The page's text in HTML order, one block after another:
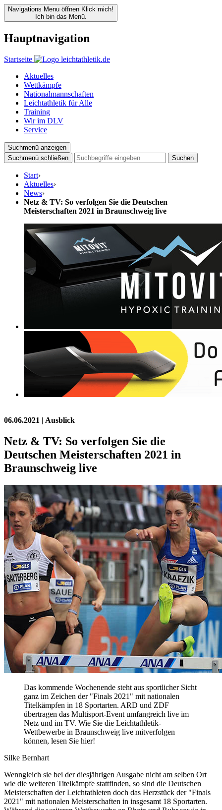
Navigations Menu öffnen Klick mich!
Ich bin das Menü.
Hauptnavigation
Startseite
Aktuelles
Wettkämpfe
Nationalmannschaften
Leichtathletik für Alle
Training
Wir im DLV
Service
Suchmenü anzeigen
Suchmenü schließen
Suchen
Start›
Aktuelles›
News›
Netz & TV: So verfolgen Sie die Deutschen
Meisterschaften 2021 in Braunschweig live
06.06.2021 | Ausblick
Netz & TV: So verfolgen Sie die
Deutschen Meisterschaften 2021 in
Braunschweig live
Das kommende Wochenende steht aus sportlicher Sicht
ganz im Zeichen der "Finals 2021" mit nationalen
Titelkämpfen in 18 Sportarten. ARD und ZDF
übertragen das Multisport-Event umfangreich live im
Netz und im TV. Wie Sie die Leichtathletik-
Wettbewerbe in Braunschweig live mitverfolgen
können, lesen Sie hier!
Silke Bernhart
Wenngleich sie bei der diesjährigen Ausgabe nicht am selben Ort
wie die weiteren Titelkämpfe stattfinden, so sind die Deutschen
Meisterschaften der Leichtathleten doch das Herzstück der "Finals
2021" mit nationalen Meisterschaften in insgesamt 18 Sportarten.